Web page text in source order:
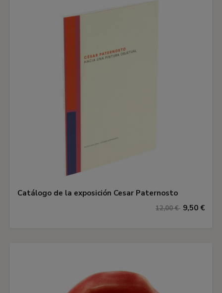
Catálogo de la exposición Cesar Paternosto
12,00 € 9,50 €